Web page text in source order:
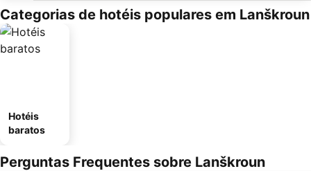
Categorias de hotéis populares em Lanškroun
Hotéis
baratos
Perguntas Frequentes sobre Lanškroun